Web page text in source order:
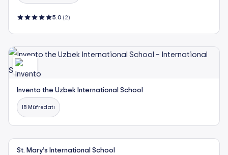
5.0 (2)
Invento the Uzbek International School
IB Müfredatı
St. Mary’s International School